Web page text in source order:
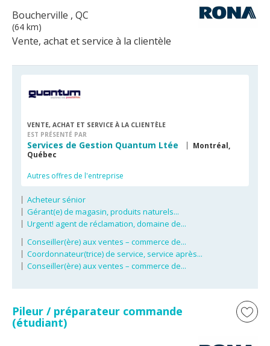
Boucherville , QC
(64 km)
Vente, achat et service à la clientèle
VENTE, ACHAT ET SERVICE À LA CLIENTÈLE
EST PRÉSENTÉ PAR
Services de Gestion Quantum Ltée
Montréal,
Québec
Autres offres de l'entreprise
Acheteur sénior
Gérant(e) de magasin, produits naturels...
Urgent! agent de réclamation, domaine de...
Conseiller(ère) aux ventes – commerce de...
Coordonnateur(trice) de service, service après...
Conseiller(ère) aux ventes – commerce de...
Pileur / préparateur commande
(étudiant)